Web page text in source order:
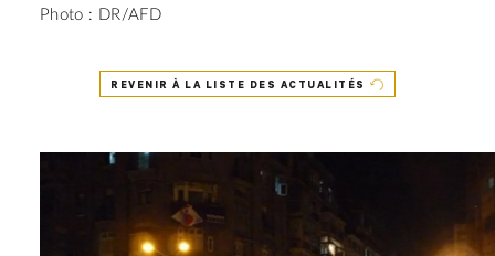
Photo : DR/AFD
REVENIR À LA LISTE DES ACTUALITÉS